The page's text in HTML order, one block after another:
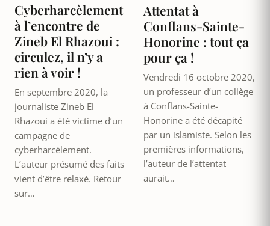
Cyberharcèlement
à l’encontre de
Zineb El Rhazoui :
circulez, il n’y a
rien à voir !
En septembre 2020, la
journaliste Zineb El
Rhazoui a été victime d’un
campagne de
cyberharcèlement.
L’auteur présumé des faits
vient d’être relaxé. Retour
sur…
Attentat à
Conflans-Sainte-
Honorine : tout ça
pour ça !
Vendredi 16 octobre 2020,
un professeur d’un collège
à Conflans-Sainte-
Honorine a été décapité
par un islamiste. Selon les
premières informations,
l’auteur de l’attentat
aurait…